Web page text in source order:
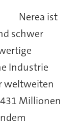
Nerea ist
schwer
Industrie
weltweiten
Millionen